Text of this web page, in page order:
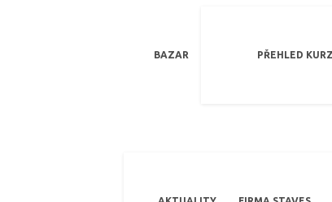
BAZAR PŘEHLED